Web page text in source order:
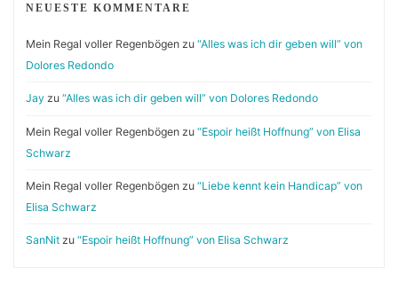
NEUESTE KOMMENTARE
Mein Regal voller Regenbögenzu “Alles was ich dir geben will” von
Dolores Redondo
Jayzu “Alles was ich dir geben will” von Dolores Redondo
Mein Regal voller Regenbögenzu “Espoir heißt Hoffnung” von Elisa
Schwarz
Mein Regal voller Regenbögenzu “Liebe kennt kein Handicap” von
Elisa Schwarz
SanNitzu “Espoir heißt Hoffnung” von Elisa Schwarz